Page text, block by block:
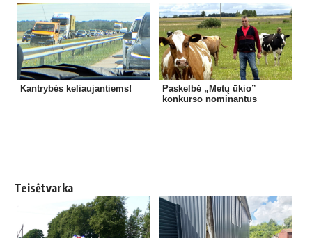
Kantrybės keliaujantiems!
Paskelbė „Metų ūkio”
konkurso nominantus
Teisėtvarka